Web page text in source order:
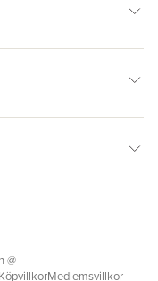
@
Medlemsvillkor